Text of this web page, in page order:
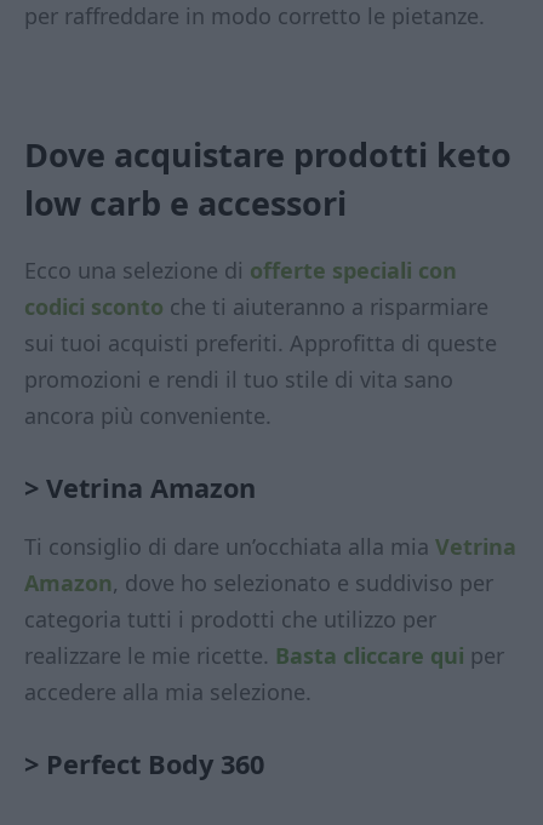
per raffreddare in modo corretto le pietanze.
Dove acquistare prodotti keto
low carb e accessori
Ecco una selezione di offerte speciali con
codici sconto che ti aiuteranno a risparmiare
sui tuoi acquisti preferiti. Approfitta di queste
promozioni e rendi il tuo stile di vita sano
ancora più conveniente.
> Vetrina Amazon
Ti consiglio di dare un’occhiata alla mia Vetrina
Amazon, dove ho selezionato e suddiviso per
categoria tutti i prodotti che utilizzo per
realizzare le mie ricette. Basta cliccare qui per
accedere alla mia selezione.
> Perfect Body 360